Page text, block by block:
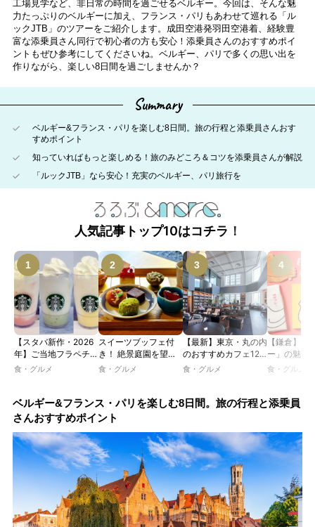
工場見学など、非日常の時間を過ごせるベルギー。今回は、そんな魅
力たっぷりのベルギーに加え、フランス・パリもあわせて巡れる「ル
ックJTB」のツアーをご紹介します。成田空港発羽田空港着、経験豊
富な添乗員さん同行で初心者の方も安心！添乗員さんのおすすめポイ
ントもぜひ参考にしてくださいね。ベルギー、パリで多くの思い出を
作りながら、楽しい8日間を過ごしませんか？
Summary
ベルギー&フランス・パリを楽しむ8日間。旅の行程と添乗員さんおす
すめポイント
知っていればもっと楽しめる！旅のみどころ＆コツを添乗員さんが解説
「ルックJTB」なら安心！充実のベルギー、パリ旅行を
人気記事トップ10はコチラ！
【スタバ新作・2026
年】ご当地フラペチー
ノが新登場！ 地域と
JIMOTO
PROGRAM」が青
森・群馬・沖縄で始
動。6種類を飲んで実
食レポート
食・グルメ
スイーツブッフェ付
き！ 絶景庭園を望む
ホテルレストランで味
ツトレンドVol.105】
食・グルメ
【最新】東京・丸の内
のおすすめカフェ12
選｜ひとりでゆったり
るカフェ、優雅なホテ
食・グルメ
【鎌倉】「
ー」の魅力
説！ 定番商
食・グルメ
ベルギー&フランス・パリを楽しむ8日間。旅の行程と添乗員
さんおすすめポイント